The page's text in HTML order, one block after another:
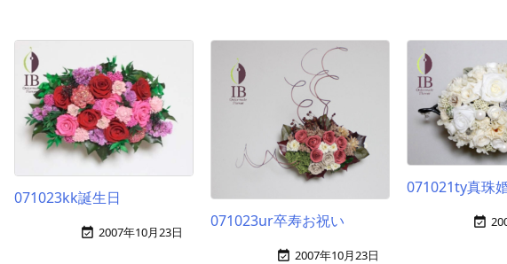
071023kk誕生日
 2007年10月23日
071023ur卒寿お祝い
 2007年10月23日
071021ty真珠
